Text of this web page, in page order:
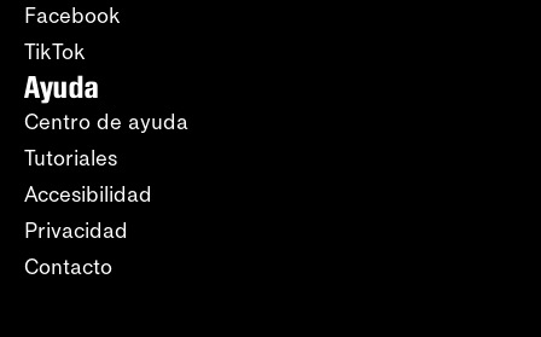
Facebook
TikTok
Ayuda
Centro de ayuda
Tutoriales
Accesibilidad
Privacidad
Contacto